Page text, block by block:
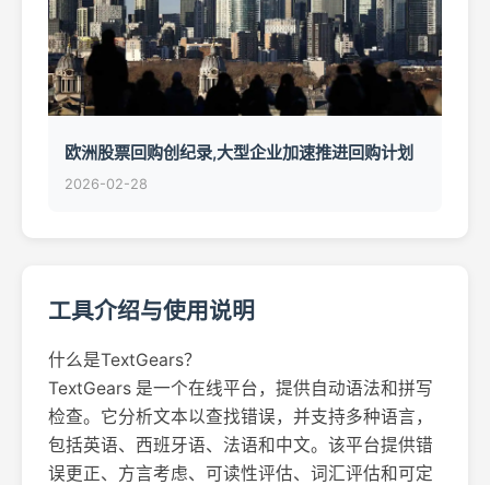
欧洲股票回购创纪录,大型企业加速推进回购计划
2026-02-28
工具介绍与使用说明
什么是TextGears？
TextGears 是一个在线平台，提供自动语法和拼写
检查。它分析文本以查找错误，并支持多种语言，
包括英语、西班牙语、法语和中文。该平台提供错
误更正、方言考虑、可读性评估、词汇评估和可定